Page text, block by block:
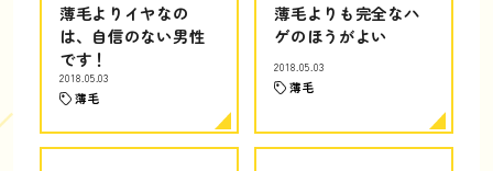
薄毛よりイヤなの
は、自信のない男性
です！
2018.05.03
薄毛
薄毛よりも完全なハ
ゲのほうがよい
2018.05.03
薄毛